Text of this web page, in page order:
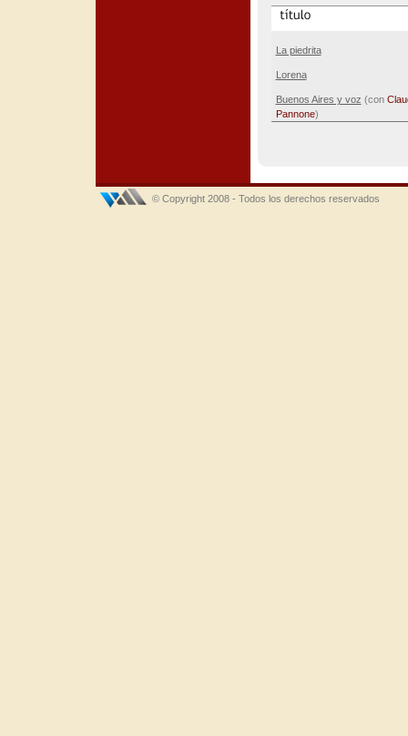
La piedrita
Lorena
Buenos Aires y voz (con
Pannone)
© Copyright 2008 - Todos los derechos reservados